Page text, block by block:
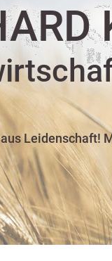
Leidenschaft!